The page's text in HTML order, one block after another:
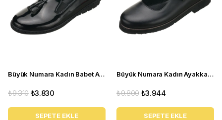
Büyük Numara Kadın Babet Ayakkabı R8210- Siyah Rugan
₺3.830
₺9.310
SEPETE EKLE
Büyük Numara Kadın Ayakkabı Babet MYG0403 siyah D
₺3.944
₺9.800
SEPETE EKLE